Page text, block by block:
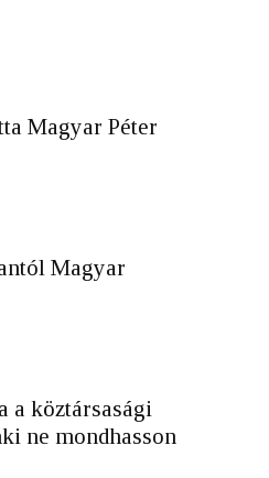
Magyar Péter
Magyar
a köztársasági
ne mondhasson